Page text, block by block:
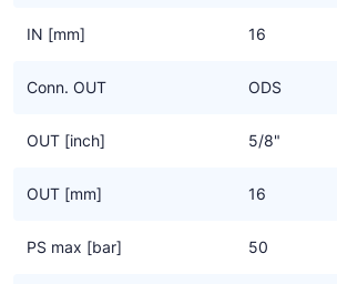
IN [mm] 16
Conn. OUT ODS
OUT [inch] 5/8"
OUT [mm] 16
PS max [bar] 50